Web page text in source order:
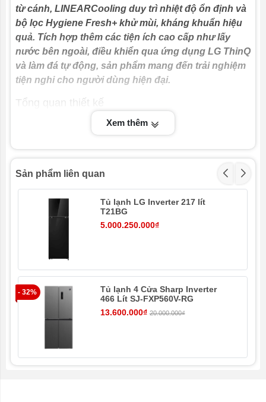
Điện năng
tiêu thụ
620 (kWh/năm)
Khoảng dung
tích
Trên 550 lít
Công nghệ
Tủ lạnh Inverter
Máy làm đá tự động, Chẩn đoán thông
minh, ThinQ (Wi-Fi), Cảnh báo cửa
Kiểu tủ Multi Door
Chất liệu cửa
tủ lạnh
Thép đen nguyên bản
Chất liệu khay
Kính chịu lực
Trọng lượng 102 kg
Màu sắc Đen
từ cánh, LINEARCooling duy trì nhiệt độ ổn định và
bộ lọc Hygiene Fresh+ khử mùi, kháng khuẩn hiệu
quả. Tích hợp thêm các tiện ích cao cấp như lấy
nước bên ngoài, điều khiển qua ứng dụng LG ThinQ
và làm đá tự động, sản phẩm mang đến trải nghiệm
tiện nghi cho người dùng hiện đại.
Tổng quan thiết kế
Multi Door 4 cánhmở rộng theo chiều
ngang, tối ưu hóa không gian sắp xếp thực phẩm.
- Cửa tủ bằng kim loại cứng cáp, kết hợp tay nắm ẩn
tạo cảm giác liền mạch, sang trọng.
Dung tích sử dụng 575 lít phù hợp cho gia đình trên
Xem thêm
Sản phẩm liên quan
Tủ lạnh LG Inverter 217 lít
T21BG
5.000.250.000₫
- 32%
Tủ lạnh 4 Cửa Sharp Inverter
466 Lít SJ-FXP560V-RG
13.600.000₫ 20.000.000₫